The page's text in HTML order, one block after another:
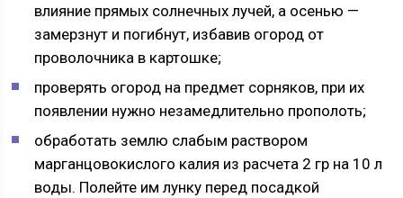
влияние прямых солнечных лучей, а осенью —
замерзнут и погибнут, избавив огород от
проволочника в картошке;
проверять огород на предмет сорняков, при их
появлении нужно незамедлительно прополоть;
обработать землю слабым раствором
марганцовокислого калия из расчета 2 гр на 10 л
воды. Полейте им лунку перед посадкой